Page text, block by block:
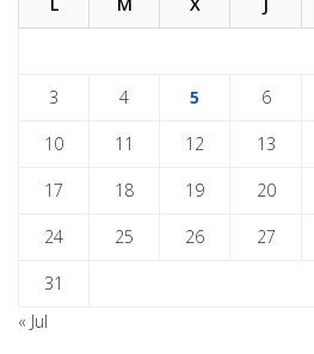
3 4 5 6
10 11 12 13
17 18 19 20
24 25 26 27
31
« Jul